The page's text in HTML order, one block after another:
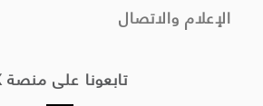
الإعلام والاتصال
تابعونا على منصة X